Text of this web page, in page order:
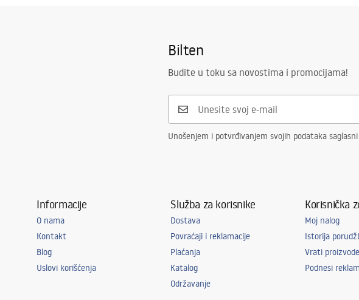
Bilten
Budite u toku sa novostima i promocijama!
Unošenjem i potvrđivanjem svojih podataka
Informacije
O nama
Kontakt
Blog
Uslovi korišćenja
Služba za korisnike
Dostava
Povraćaji i reklamacije
Plaćanja
Katalog
Održavanje
Korisnička
Moj nalog
Istorija
Vrati proizvode
Podnesi